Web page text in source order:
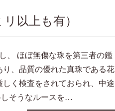
以上も有）
、 ほぼ無傷な珠を第三者の鑑
、品質の優れた真珠である花
く検査をされておられ、中途
しそうなルースを…